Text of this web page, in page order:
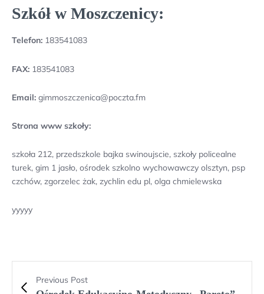
Szkół w Moszczenicy:
Telefon: 183541083
FAX: 183541083
Email: gimmoszczenica@poczta.fm
Strona www szkoły:
szkoła 212, przedszkole bajka swinoujscie, szkoły policealne
turek, gim 1 jasło, ośrodek szkolno wychowawczy olsztyn, psp
czchów, zgorzelec żak, zychlin edu pl, olga chmielewska
yyyyy
Previous Post